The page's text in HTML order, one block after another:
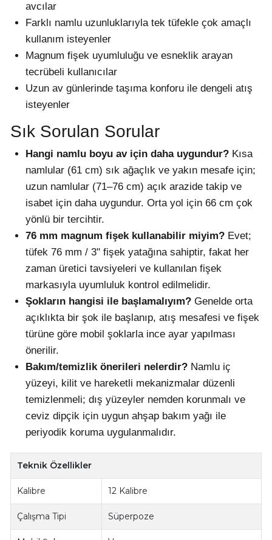
avcılar
Farklı namlu uzunluklarıyla tek tüfekle çok amaçlı
kullanım isteyenler
Magnum fişek uyumluluğu ve esneklik arayan
tecrübeli kullanıcılar
Uzun av günlerinde taşıma konforu ile dengeli atış
isteyenler
Sık Sorulan Sorular
Hangi namlu boyu av için daha uygundur? Kısa
namlular (61 cm) sık ağaçlık ve yakın mesafe için;
uzun namlular (71–76 cm) açık arazide takip ve
isabet için daha uygundur. Orta yol için 66 cm çok
yönlü bir tercihtir.
76 mm magnum fişek kullanabilir miyim? Evet;
tüfek 76 mm / 3" fişek yatağına sahiptir, fakat her
zaman üretici tavsiyeleri ve kullanılan fişek
markasıyla uyumluluk kontrol edilmelidir.
Şokların hangisi ile başlamalıyım? Genelde orta
açıklıkta bir şok ile başlanıp, atış mesafesi ve fişek
türüne göre mobil şoklarla ince ayar yapılması
önerilir.
Bakım/temizlik önerileri nelerdir? Namlu iç
yüzeyi, kilit ve hareketli mekanizmalar düzenli
temizlenmeli; dış yüzeyler nemden korunmalı ve
ceviz dipçik için uygun ahşap bakım yağı ile
periyodik koruma uygulanmalıdır.
Teknik Özellikler
Kalibre 12 Kalibre
Çalışma Tipi Süperpoze